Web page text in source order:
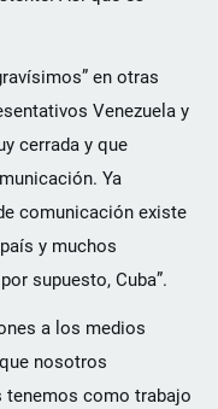
en otras
Venezuela y
cerrada y que
Ya
comunicación existe
y muchos
supuesto, Cuba”.
a los medios
nosotros
como trabajo